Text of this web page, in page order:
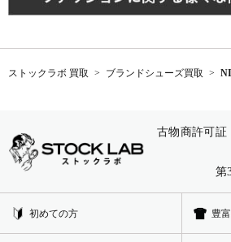
ストックラボ 買取 ブランドシューズ買取
古物商許可
第
初めての方 豊